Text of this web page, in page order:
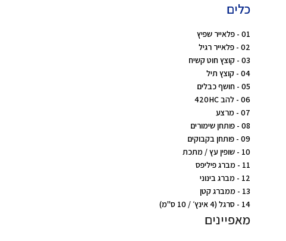
כלים
01 - פלאייר שפיץ
02 - פלאייר רגיל
03 - קוצץ חוט קשיח
04 - קוצץ תיל
05 - חושף כבלים
06 - להב 420HC
07 - מרצע
08 - פותחן שימורים
09 - פותחן בקבוקים
10 - שופין עץ / מתכת
11 - מברג פיליפס
12 - מברג בינוני
13 - ממברג קטן
14 - סרגל (4 אינץ׳ / 10 ס"מ)
מאפיינים